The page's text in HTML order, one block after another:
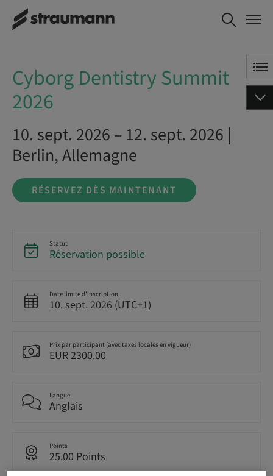
Cyborg Dentistry
Summit 2026
Cyborg Dentistry Summit
2026
10. sept. 2026 – 12. sept. 2026 |
Berlin, Allemagne
RÉSERVEZ DÈS MAINTENANT
Statut
Réservation possible
Date limite d’inscription
10. sept. 2026 (UTC+1)
Prix par participant (avec taxes locales en vigueur)
EUR 2300.00
Langue
Anglais
Points
25.00 Points